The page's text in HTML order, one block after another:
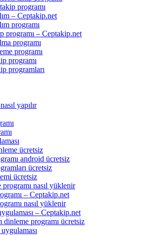
programı
– Ceptakip.net
programı
programı – Ceptakip.net
programı
programı
programı
programları
yapılır
ücretsiz
android ücretsiz
ücretsiz
ücretsiz
nasıl yüklenir
– Ceptakip.net
nasıl yüklenir
– Ceptakip.net
dinleme programı ücretsiz